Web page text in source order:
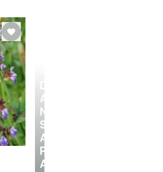
DESCUBRA
A
NOSSA
SELEÇÃO
A
PREÇOS
ACESSÍVEIS